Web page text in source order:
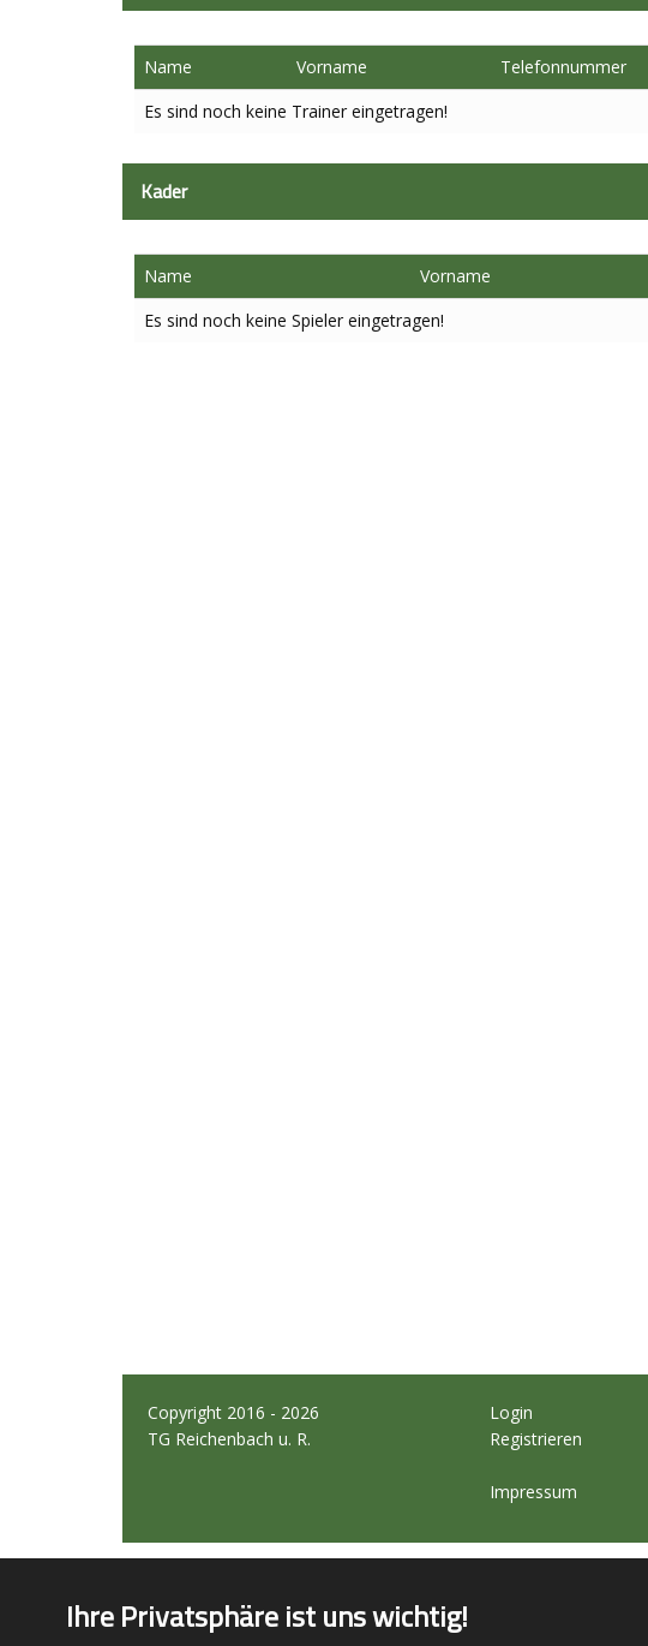
Name Vorname Telefon​nummer
Es sind noch keine Trainer eingetragen!
Kader
Name Vorname
Es sind noch keine Spieler eingetragen!
Copyright 2016 - 2026
TG Reichenbach u. R.
Login
Registrieren
Impressum